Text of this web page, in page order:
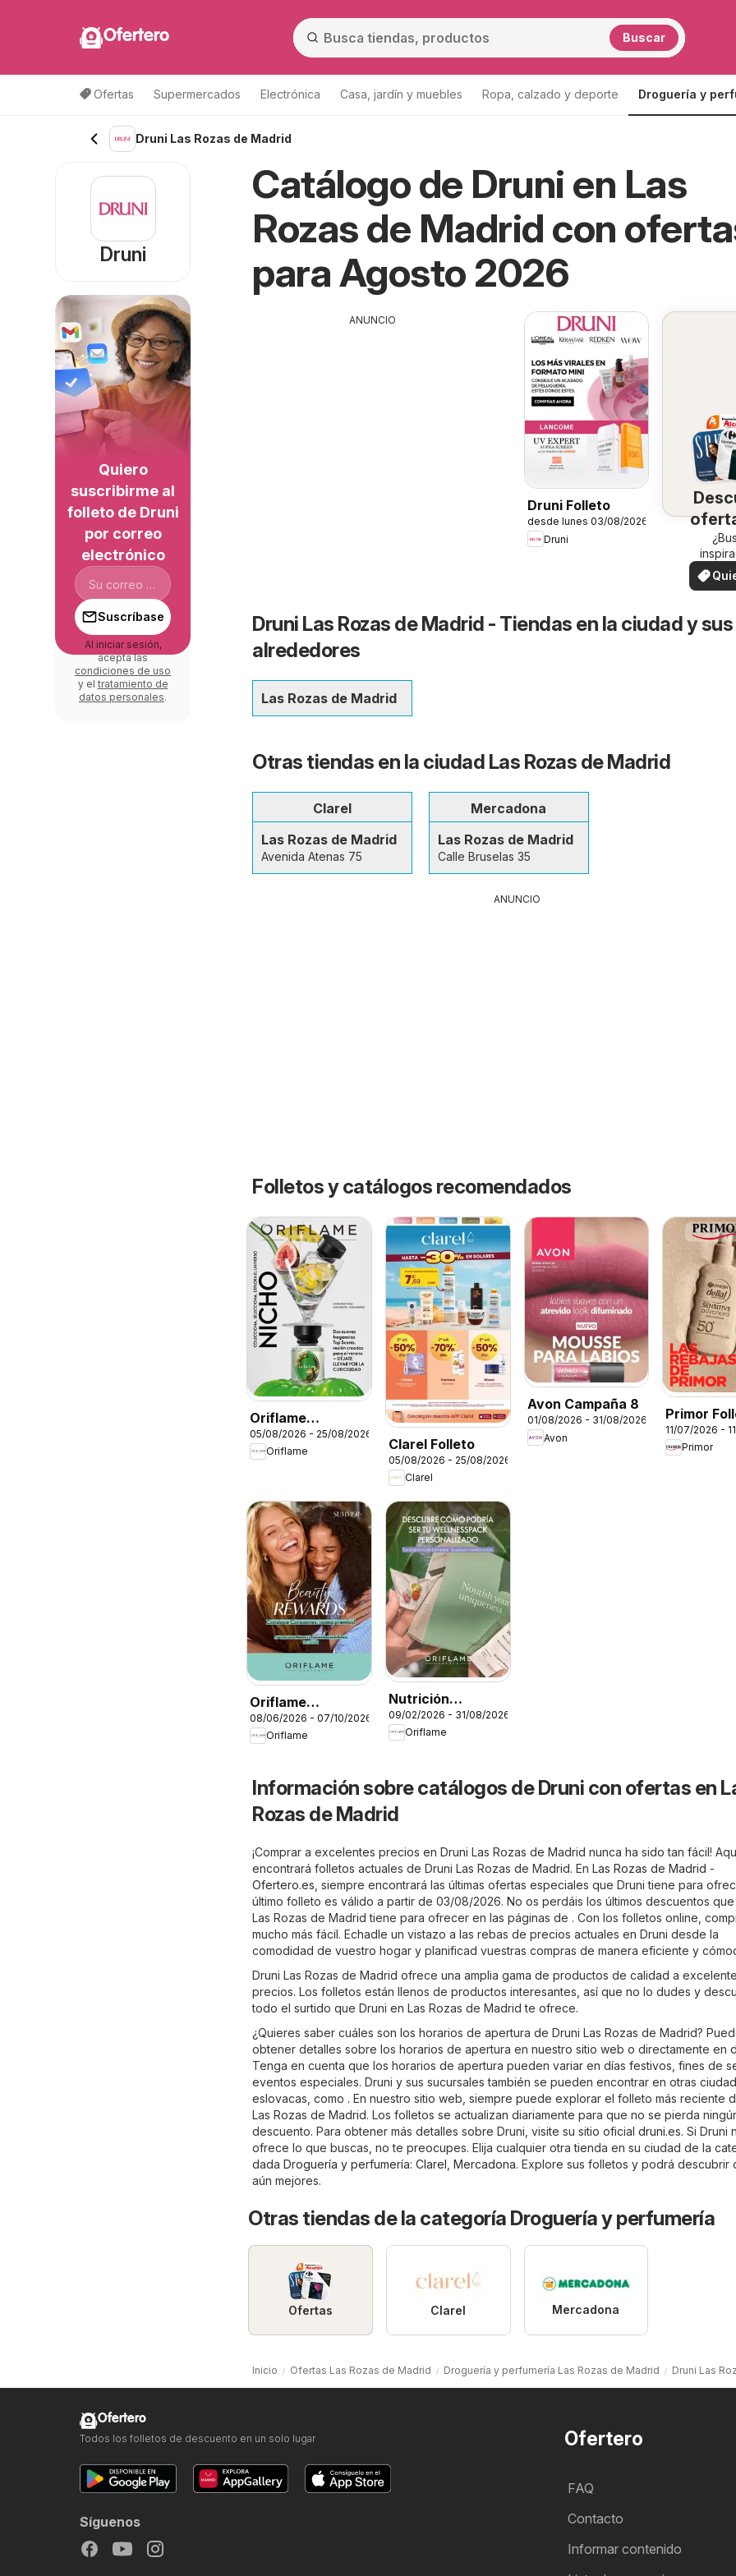
Ofertero Buscar
Ofertas Supermercados Electrónica Casa, jardín y muebles Ropa, calzado y deporte Droguería y
Druni Las Rozas de Madrid
Catálogo de Druni en Las
Rozas de Madrid con
para Agosto 2026
ANUNCIO
Druni Folleto
desde lunes 03/08/2026
Druni
su
¡Vea
en su
ver
Druni Las Rozas de Madrid - Tiendas en la ciudad y sus
alrededores
Las Rozas de Madrid
Otras tiendas en la ciudad Las Rozas de Madrid
Clarel
Las Rozas de Madrid
Avenida Atenas 75
Mercadona
Las Rozas de Madrid
Calle Bruselas 35
ANUNCIO
Folletos y catálogos recomendados
Oriflame
Catálogo
Campaña 11
05/08/2026 - 25/08/2026
Oriflame
Clarel Folleto
05/08/2026 - 25/08/2026
Clarel
Avon Campaña 8
01/08/2026 - 31/08/2026
Avon
Primor
11/07/2026 -
Primor
Oriflame
Catálogo Beauty
Rewards
08/06/2026 - 07/10/2026
Oriflame
Nutrición
personalizada
09/02/2026 - 31/08/2026
Oriflame
Información sobre catálogos de Druni con ofertas en
Rozas de Madrid
¡Comprar a excelentes precios en Druni Las Rozas de Madrid nunca ha sido tan fácil!
encontrará folletos actuales de Druni Las Rozas de Madrid. En Las Rozas de Madrid -
Ofertero.es , siempre encontrará las últimas ofertas especiales que Druni tiene para
último folleto es válido a partir de 03/08/2026. No os perdáis los últimos descuentos que
Las Rozas de Madrid tiene para ofrecer en las páginas de . Con los folletos online,
mucho más fácil. Echadle un vistazo a las rebas de precios actuales en Druni desde la
comodidad de vuestro hogar y planificad vuestras compras de manera eficiente y
Druni Las Rozas de Madrid ofrece una amplia gama de productos de calidad a
precios. Los folletos están llenos de productos interesantes, así que no lo dudes y
todo el surtido que Druni en Las Rozas de Madrid te ofrece.
¿Quieres saber cuáles son los horarios de apertura de Druni Las Rozas de Madrid?
obtener detalles sobre los horarios de apertura en nuestro sitio web o directamente en
Tenga en cuenta que los horarios de apertura pueden variar en días festivos, fines de
eventos especiales. Druni y sus sucursales también se pueden encontrar en otras
eslovacas, como . En nuestro sitio web, siempre puede explorar el folleto más reciente
Las Rozas de Madrid. Los folletos se actualizan diariamente para que no se pierda
descuento. Para obtener más detalles sobre Druni, visite su sitio oficial druni.es. Si Druni
ofrece lo que buscas, no te preocupes. Elija cualquier otra tienda en su ciudad de la
dada Droguería y perfumería: Clarel Mercadona. Explore sus folletos y podrá descubrir
aún mejores.
Otras tiendas de la categoría Droguería y perfumería
Ofertas Clarel Mercadona
Inicio Ofertas Las Rozas de Madrid Droguería y perfumería Las Rozas de Madrid Druni Las
Druni
Quiero
suscribirme al
folleto de Druni
por correo
electrónico
Suscríbase
Al iniciar sesión,
acepta las
condiciones de uso
y el tratamiento de
datos personales.
Ofertero
FAQ
Contacto
Informar contenido
Ofertero
Todos los folletos de descuento en un solo lugar
Síguenos